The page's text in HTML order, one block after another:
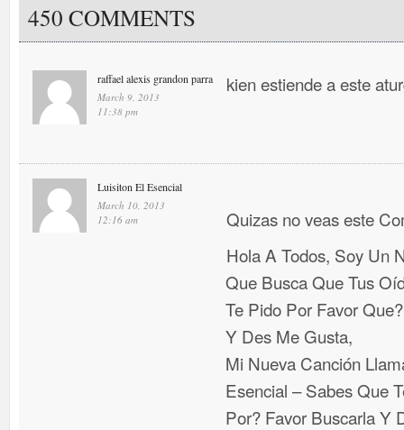
450 COMMENTS
raffael alexis grandon parra
March 9, 2013
11:38 pm
kien estiende a este
Luisiton El Esencial
March 10, 2013
12:16 am
Quizas no veas este
Hola A Todos, Soy Un
Que Busca Que Tus
Te Pido Por Favor
Y Des Me Gusta,
Mi Nueva Canción
Esencial – Sabes Que
Por? Favor Buscarla Y